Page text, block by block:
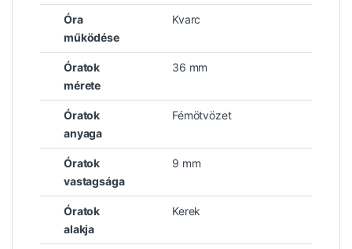
Óra
működése
Kvarc
Óratok
mérete
36 mm
Óratok
anyaga
Fémötvözet
Óratok
vastagsága
9 mm
Óratok
alakja
Kerek